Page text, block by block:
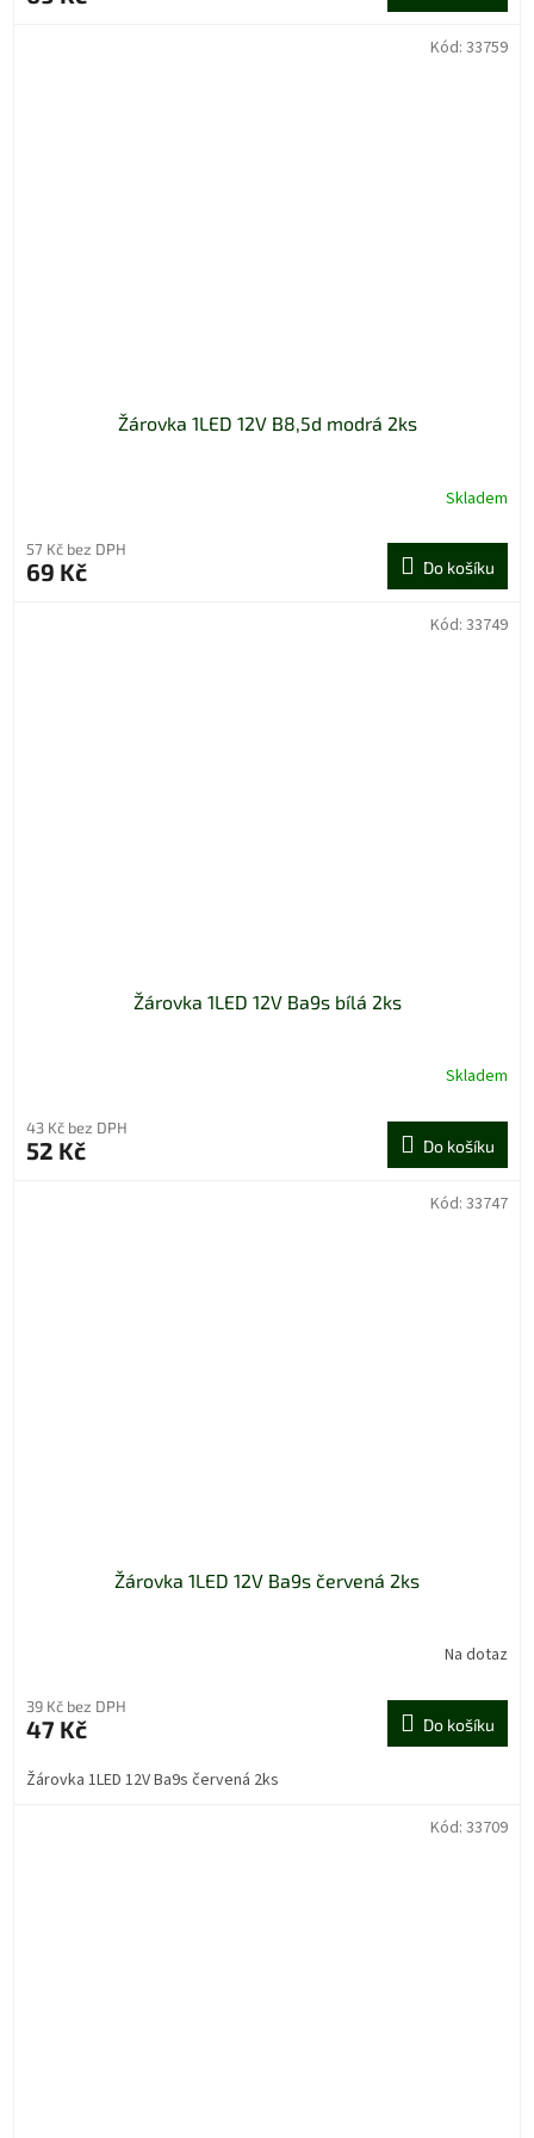
Žárovka 1LED 12V B8,5d modrá 2ks
Skladem
57 Kč bez DPH
69 Kč Do košíku
Kód: 33759
Žárovka 1LED 12V Ba9s bílá 2ks
Skladem
43 Kč bez DPH
52 Kč Do košíku
Kód: 33749
Žárovka 1LED 12V Ba9s červená 2ks
Na dotaz
39 Kč bez DPH
47 Kč Do košíku
Žárovka 1LED 12V Ba9s červená 2ks
Kód: 33747
Kód: 33709